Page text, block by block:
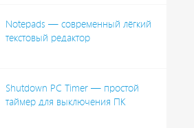
Notepads — современный лёгкий
текстовый редактор
Shutdown PC Timer — простой
таймер для выключения ПК